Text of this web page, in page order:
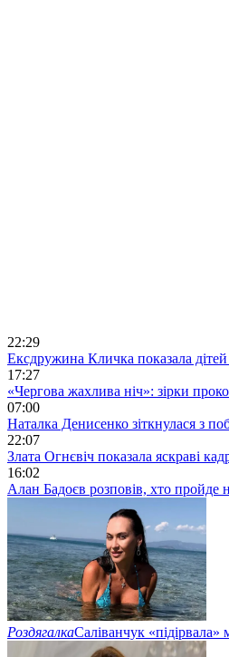
22:29
Ексдружина Кличка показала
17:27
«Чергова жахлива ніч»: зірки
07:00
Наталка Денисенко зіткнулася з
22:07
Злата Огнєвіч показала яскраві
16:02
Алан Бадоєв розповів, хто пройде
РоздягалкаСаліванчук